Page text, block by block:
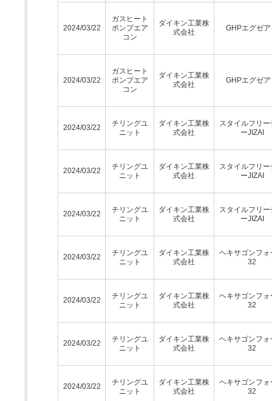
2024/03/22
ガスヒート
ポンプエア
コン
ダイキン工業株
式会社
GHPエグゼ
2024/03/22
ガスヒート
ポンプエア
コン
ダイキン工業株
式会社
GHPエグゼ
2024/03/22
チリングユ
ニット
ダイキン工業株
式会社
スタイルフリー
ーJIZAI
2024/03/22
チリングユ
ニット
ダイキン工業株
式会社
スタイルフリー
ーJIZAI
2024/03/22
チリングユ
ニット
ダイキン工業株
式会社
スタイルフリー
ーJIZAI
2024/03/22
チリングユ
ニット
ダイキン工業株
式会社
ヘキサゴンフォ
32
2024/03/22
チリングユ
ニット
ダイキン工業株
式会社
ヘキサゴンフォ
32
2024/03/22
チリングユ
ニット
ダイキン工業株
式会社
ヘキサゴンフォ
32
2024/03/22
チリングユ
ニット
ダイキン工業株
式会社
ヘキサゴンフォ
32